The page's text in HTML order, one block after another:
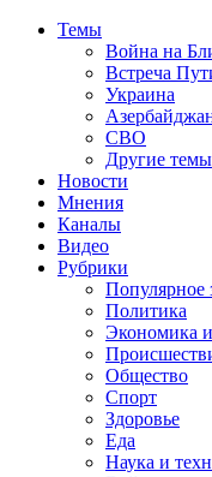
Темы
Война на
Встреча
Украина
СВО
Другие темы
Новости
Мнения
Каналы
Видео
Рубрики
Популярное
Политика
Экономика
Общество
Спорт
Здоровье
Еда
Наука и